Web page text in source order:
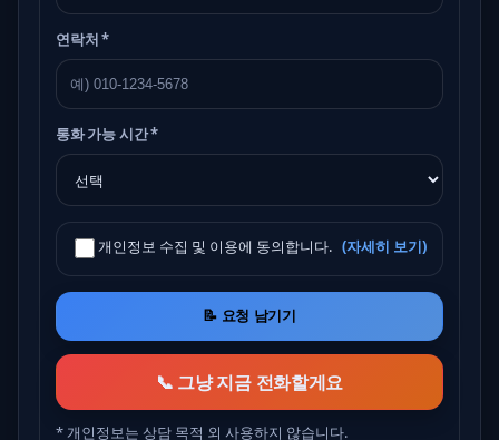
연락처 *
통화 가능 시간 *
개인정보 수집 및 이용에 동의합니다. (자세히 보기)
📝 요청 남기기
📞 그냥 지금 전화할게요
* 개인정보는 상담 목적 외 사용하지 않습니다.